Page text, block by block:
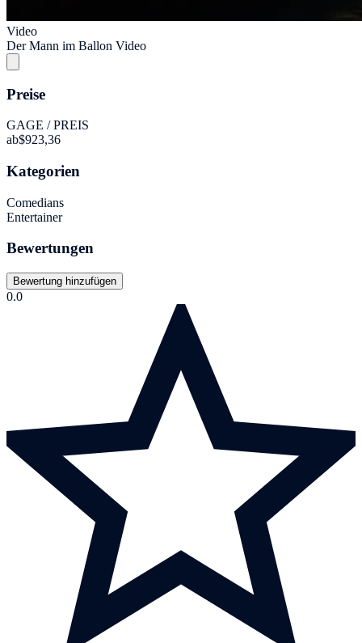
Video
Der Mann im Ballon Video
Preise
GAGE / PREIS
ab$923,36
Kategorien
Comedians
Entertainer
Bewertungen
Bewertung hinzufügen
0.0